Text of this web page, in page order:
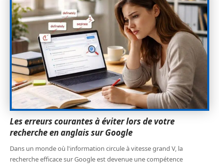
Les erreurs courantes à éviter lors de votre
recherche en anglais sur Google
Dans un monde où l'information circule à vitesse grand V, la
recherche efficace sur Google est devenue une compétence